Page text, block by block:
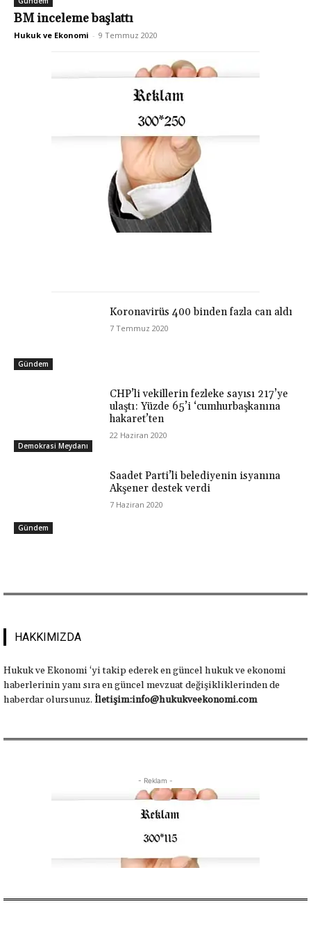
BM inceleme başlattı
Hukuk ve Ekonomi - 9 Temmuz 2020
Gündem
Koronavirüs 400 binden fazla can aldı
7 Temmuz 2020
Demokrasi Meydanı
CHP’li vekillerin fezleke sayısı 217’ye
ulaştı: Yüzde 65’i ‘cumhurbaşkanına
hakaret’ten
22 Haziran 2020
Gündem
Saadet Parti’li belediyenin isyanına
Akşener destek verdi
7 Haziran 2020
HAKKIMIZDA
Hukuk ve Ekonomi ‘yi takip ederek en güncel hukuk ve ekonomi
haberlerinin yanı sıra en güncel mevzuat değişikliklerinden de
haberdar olursunuz. İletişim:info@hukukveekonomi.com
- Reklam -